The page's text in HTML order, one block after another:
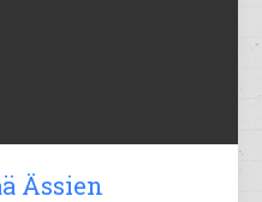
Ässien